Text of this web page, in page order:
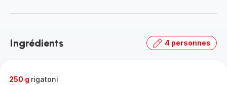
-
gamme
Ingrédients 4 personnes
250 g rigatoni